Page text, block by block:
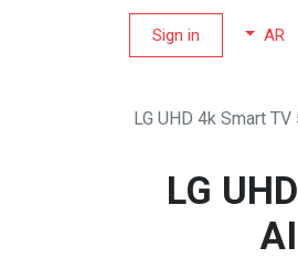
AR
Sign in
55" LG